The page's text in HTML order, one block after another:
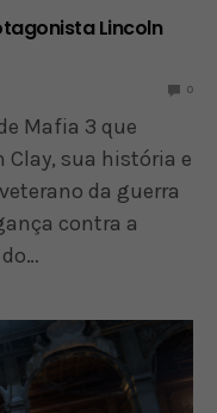
Lincoln
0
Mafia 3 que
sua história e
da guerra
contra a